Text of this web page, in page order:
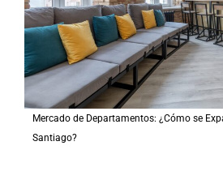
Mercado de Departamentos: ¿Cómo se
Santiago?